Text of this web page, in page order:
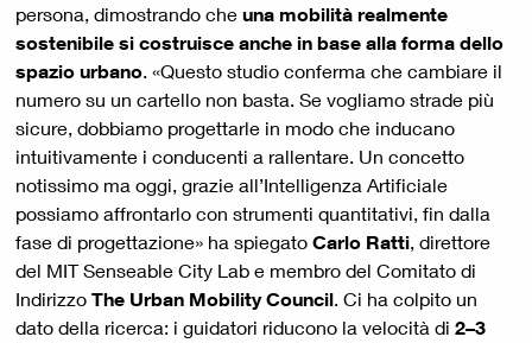
persona, dimostrando che una mobilità realmente
sostenibile si costruisce anche in base alla forma dello
spazio urbano. «Questo studio conferma che cambiare il
numero su un cartello non basta. Se vogliamo strade più
sicure, dobbiamo progettarle in modo che inducano
intuitivamente i conducenti a rallentare. Un concetto
notissimo ma oggi, grazie all’Intelligenza Artificiale
possiamo affrontarlo con strumenti quantitativi, fin dalla
fase di progettazione» ha spiegato Carlo Ratti, direttore
del MIT Senseable City Lab e membro del Comitato di
Indirizzo The Urban Mobility Council. Ci ha colpito un
dato della ricerca: i guidatori riducono la velocità di 2–3